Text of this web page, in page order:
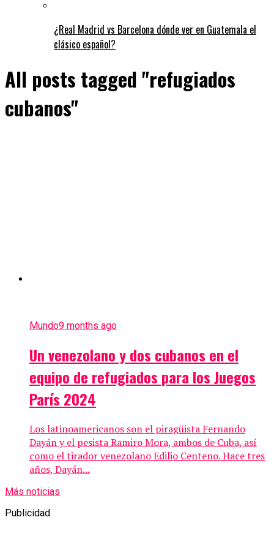
¿Real Madrid vs Barcelona dónde ver en Guatemala el
clásico español?
All posts tagged "refugiados
cubanos"
Mundo9 months ago
Un venezolano y dos cubanos en el
equipo de refugiados para los Juegos
París 2024
Los latinoamericanos son el piragüista Fernando
Dayán y el pesista Ramiro Mora, ambos de Cuba, así
como el tirador venezolano Edilio Centeno. Hace tres
años, Dayán...
Más noticias
Publicidad